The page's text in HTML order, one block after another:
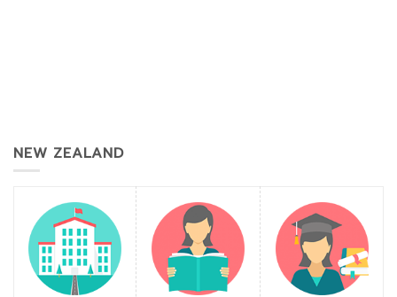
NEW ZEALAND